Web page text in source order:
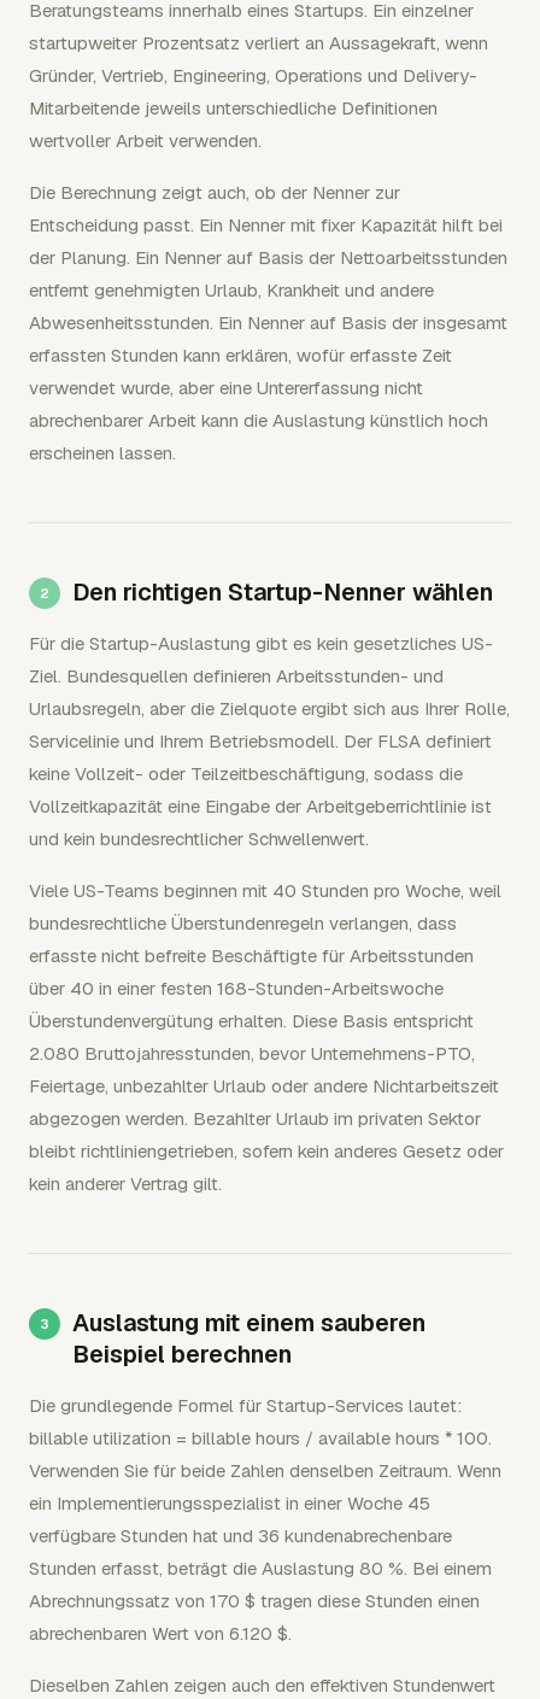
Beratungsteams innerhalb eines Startups. Ein einzelner
startupweiter Prozentsatz verliert an Aussagekraft, wenn
Gründer, Vertrieb, Engineering, Operations und Delivery-
Mitarbeitende jeweils unterschiedliche Definitionen
wertvoller Arbeit verwenden.
Die Berechnung zeigt auch, ob der Nenner zur
Entscheidung passt. Ein Nenner mit fixer Kapazität hilft bei
der Planung. Ein Nenner auf Basis der Nettoarbeitsstunden
entfernt genehmigten Urlaub, Krankheit und andere
Abwesenheitsstunden. Ein Nenner auf Basis der insgesamt
erfassten Stunden kann erklären, wofür erfasste Zeit
verwendet wurde, aber eine Untererfassung nicht
abrechenbarer Arbeit kann die Auslastung künstlich hoch
erscheinen lassen.
Den richtigen Startup-Nenner wählen
Für die Startup-Auslastung gibt es kein gesetzliches US-
Ziel. Bundesquellen definieren Arbeitsstunden- und
Urlaubsregeln, aber die Zielquote ergibt sich aus Ihrer Rolle,
Servicelinie und Ihrem Betriebsmodell. Der FLSA definiert
keine Vollzeit- oder Teilzeitbeschäftigung, sodass die
Vollzeitkapazität eine Eingabe der Arbeitgeberrichtlinie ist
und kein bundesrechtlicher Schwellenwert.
Viele US-Teams beginnen mit 40 Stunden pro Woche, weil
bundesrechtliche Überstundenregeln verlangen, dass
erfasste nicht befreite Beschäftigte für Arbeitsstunden
über 40 in einer festen 168-Stunden-Arbeitswoche
Überstundenvergütung erhalten. Diese Basis entspricht
2.080 Bruttojahresstunden, bevor Unternehmens-PTO,
Feiertage, unbezahlter Urlaub oder andere Nichtarbeitszeit
abgezogen werden. Bezahlter Urlaub im privaten Sektor
bleibt richtliniengetrieben, sofern kein anderes Gesetz oder
kein anderer Vertrag gilt.
Auslastung mit einem sauberen
Beispiel berechnen
Die grundlegende Formel für Startup-Services lautet:
billable utilization = billable hours / available hours * 100.
Verwenden Sie für beide Zahlen denselben Zeitraum. Wenn
ein Implementierungsspezialist in einer Woche 45
verfügbare Stunden hat und 36 kundenabrechenbare
Stunden erfasst, beträgt die Auslastung 80 %. Bei einem
Abrechnungssatz von 170 $ tragen diese Stunden einen
abrechenbaren Wert von 6.120 $.
Dieselben Zahlen zeigen auch den effektiven Stundenwert